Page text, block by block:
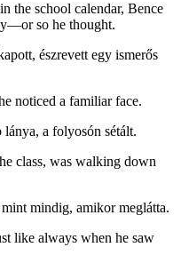
the school calendar, Bence
so he thought.
észrevett egy ismerős
noticed a familiar face.
lánya, a folyosón sétált.
class, was walking down
mindig, amikor meglátta.
like always when he saw